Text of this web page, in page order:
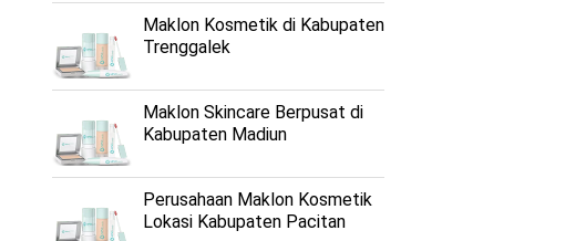
Maklon Kosmetik di Kabupaten
Trenggalek
Maklon Skincare Berpusat di
Kabupaten Madiun
Perusahaan Maklon Kosmetik
Lokasi Kabupaten Pacitan